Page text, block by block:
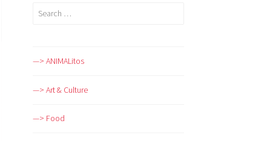
Search
—> ANIMALitos
—> Art & Culture
—> Food